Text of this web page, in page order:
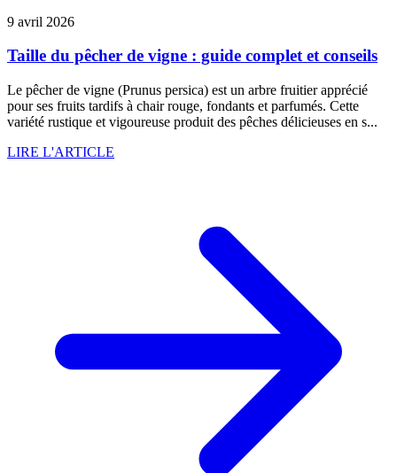
9 avril 2026
Taille du pêcher de vigne : guide complet et conseils
Le pêcher de vigne (Prunus persica) est un arbre fruitier apprécié
pour ses fruits tardifs à chair rouge, fondants et parfumés. Cette
variété rustique et vigoureuse produit des pêches délicieuses en s...
LIRE L'ARTICLE